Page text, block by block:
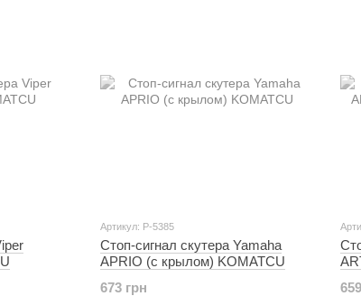
Артикул: P-5385
Стоп-сигнал скутера Yamaha
APRIO (с крылом) KOMATCU
673 грн